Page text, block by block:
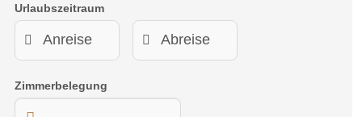
Urlaubszeitraum
Zimmerbelegung